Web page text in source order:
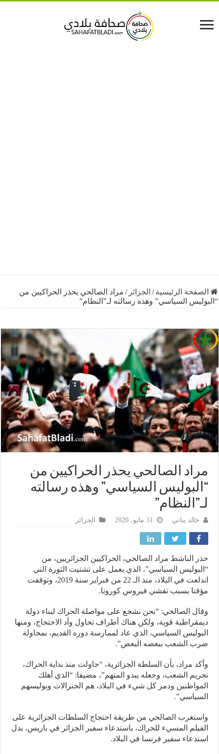
الرئيسية /الجزائر/مراد الصالحي يحذر الحراكيين من
السياسي” وهذه رسالته لـ”النظام”
الصالحي يحذر الحراكيين من
السياسي” وهذه رسالته
خالد بناني الجزائر
الناشط مراد الصالحي، الحراكيين الجزائريين، من
السياسي”، الذي يعمل على تشتيت الثورة التي
اندلعت في البلاد، منذ الـ 22 من فبراير سنة 2019، وتوقفت
بسبب تفشي فيروس كورونا.
الصالحي: “نحن نشجع على مواصلة الحراك لبناء دولة
قوية، ولكن هناك أطراف تحاول وأد الاحتجاج، ومنها
السياسي، الذي عاد لممارسة دوره القديم، بمحاولة
الشعب ببعضه البعض”.
مراد، بأن السلطة الجزائرية، “حاولت منذ بداية الحراك،
الشعب، وجعله يبدو المتهم”، مضيفا: “الذي أهلك
ودمر كل شيء في البلاد، هم الجنرالات وبوليسهم
الصالحي من طريقة احتجاج السلطات الجزائرية على
المسيء للحراك، باستدعاء سفير الجزائر في باريس، بدل
سفير فرنسا في البلاد.